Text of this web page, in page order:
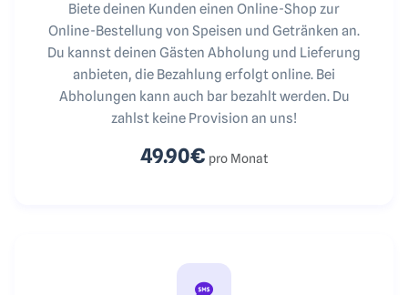
Biete deinen Kunden einen Online-Shop zur
Online-Bestellung von Speisen und Getränken an.
Du kannst deinen Gästen Abholung und Lieferung
anbieten, die Bezahlung erfolgt online. Bei
Abholungen kann auch bar bezahlt werden. Du
zahlst keine Provision an uns!
49.90€ pro Monat